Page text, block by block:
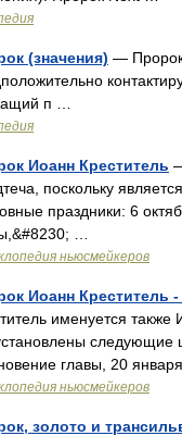
(значения) —
п …
Иоанн Креститель
поскольку
праздники: 6
…
ньюсмейкеров
Иоанн
именуется
следующие
главы, 20
ньюсмейкеров
золото и